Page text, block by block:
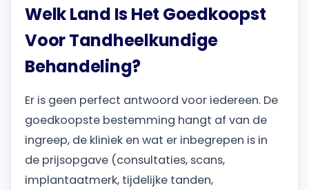
Welk Land Is Het Goedkoopst
Voor Tandheelkundige
Behandeling?
Er is geen perfect antwoord voor iedereen. De
goedkoopste bestemming hangt af van de
ingreep, de kliniek en wat er inbegrepen is in
de prijsopgave (consultaties, scans,
implantaatmerk, tijdelijke tanden,